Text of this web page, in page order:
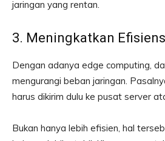
jaringan yang rentan.
3. Meningkatkan
Dengan adanya edge computing,
mengurangi beban jaringan.
harus dikirim dulu ke pusat server
Bukan hanya lebih efisien, hal